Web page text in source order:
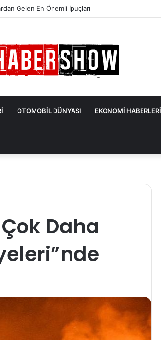
Gelen En Önemli İpuçları
OTOMOBİL DÜNYASI EKONOMİ HABERLERİ
Daha